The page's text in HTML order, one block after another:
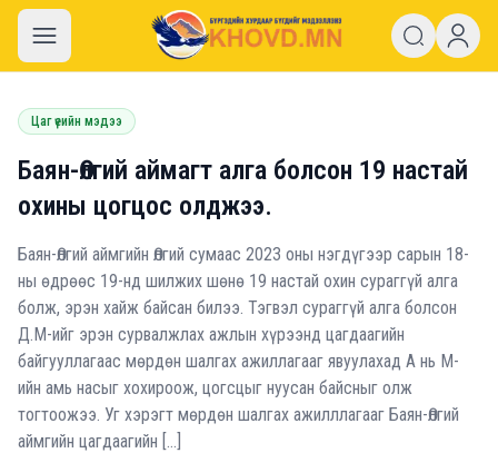
khovd.mn
Цаг үеийн мэдээ
Баян-Өлгий аймагт алга болсон 19 настай
охины цогцос олджээ.
Баян-Өлгий аймгийн Өлгий сумаас 2023 оны нэгдүгээр сарын 18-
ны өдрөөс 19-нд шилжих шөнө 19 настай охин сураггүй алга
болж, эрэн хайж байсан билээ. Тэгвэл сураггүй алга болсон
Д.М-ийг эрэн сурвалжлах ажлын хүрээнд цагдаагийн
байгууллагаас мөрдөн шалгах ажиллагааг явуулахад А нь М-
ийн амь насыг хохироож, цогсцыг нуусан байсныг олж
тогтоожээ. Уг хэрэгт мөрдөн шалгах ажилллагааг Баян-Өлгий
аймгийн цагдаагийн […]